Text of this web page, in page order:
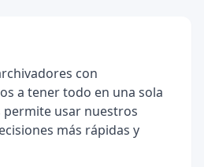
con
a tener todo en una sola
usar nuestros
más rápidas y